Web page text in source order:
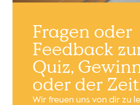
Fragen oder
Feedback
Quiz,
oder der
Wir freuen uns von dir zu